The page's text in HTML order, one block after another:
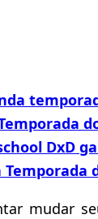
DxD
mudar